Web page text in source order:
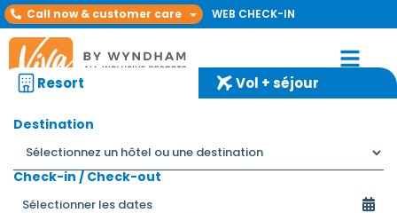
Call now & customer care WEB CHECK-IN
Resort Vol + séjour
Destination
Check-in / Check-out